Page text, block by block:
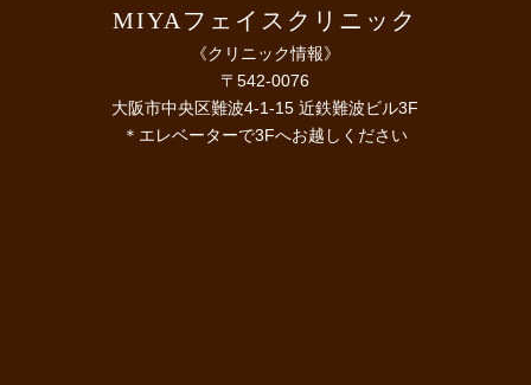
MIYAフェイスクリニック
《クリニック情報》
〒542-0076
大阪市中央区難波4-1-15 近鉄難波ビル3F
＊エレベーターで3Fへお越しください